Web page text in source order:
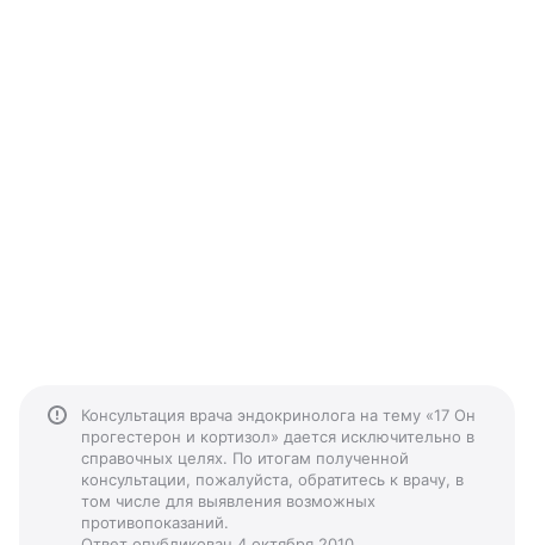
Консультация врача эндокринолога на тему «17 Он
прогестерон и кортизол» дается исключительно в
справочных целях. По итогам полученной
консультации, пожалуйста, обратитесь к врачу, в
том числе для выявления возможных
противопоказаний.